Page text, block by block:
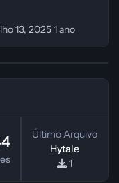
13, 20251 ano
Último Arquivo
Hytale
1